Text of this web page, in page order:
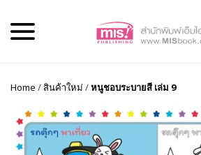
Home /สินค้าใหม่ /หนูชอบระบายสี เล่ม 9